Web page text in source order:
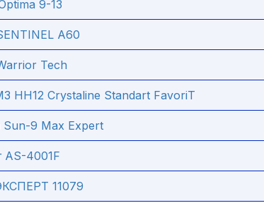
9-13
A60
Tech
НН12 Crystaline Standart FavoriT
9 Max Expert
AS-4001F
11079